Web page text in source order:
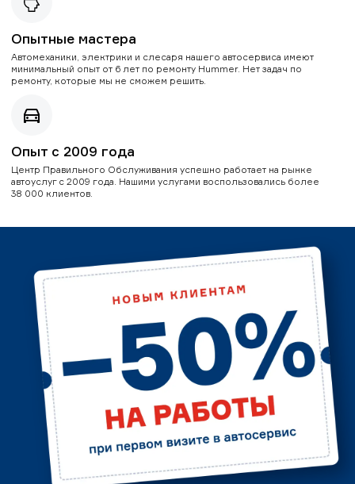
Опытные мастера
Автомеханики, электрики и слесаря нашего автосервиса имеют
минимальный опыт от 6 лет по ремонту Hummer. Нет задач по
ремонту, которые мы не сможем решить.
Опыт с 2009 года
Центр Правильного Обслуживания успешно работает на рынке
автоуслуг с 2009 года. Нашими услугами воспользовались более
38 000 клиентов.